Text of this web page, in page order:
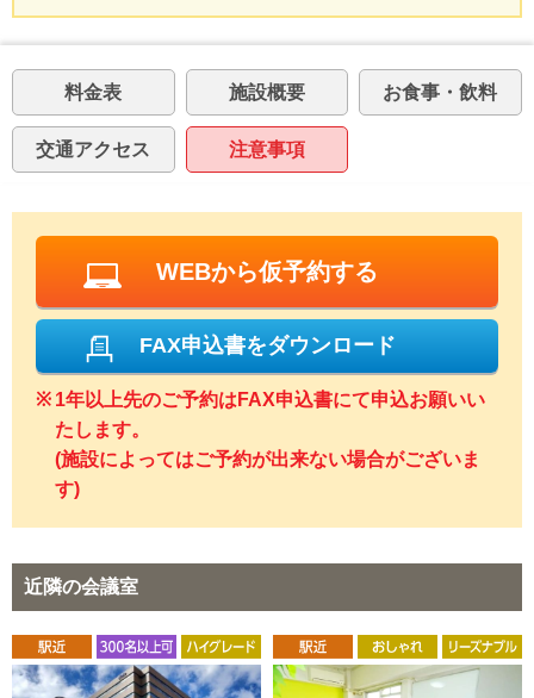
料金表 施設概要 お食事・飲料
交通アクセス 注意事項
WEBから仮予約する
FAX申込書をダウンロード
1年以上先のご予約はFAX申込書にて申込お願いい
たします。
(施設によってはご予約が出来ない場合がございま
す)
近隣の会議室